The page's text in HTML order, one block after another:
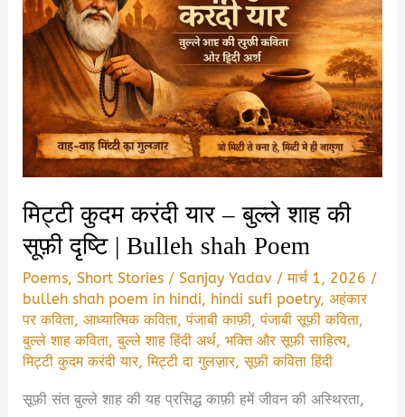
मिट्टी कुदम करंदी यार – बुल्ले शाह की
सूफ़ी दृष्टि | Bulleh shah Poem
Poems,Short Stories /Sanjay Yadav /मार्च 1, 2026 /
bulleh shah poem in hindi, hindi sufi poetry,अहंकार
पर कविता,आध्यात्मिक कविता,पंजाबी काफ़ी,पंजाबी सूफ़ी कविता,
बुल्ले शाह कविता,बुल्ले शाह हिंदी अर्थ,भक्ति और सूफ़ी साहित्य,
मिट्टी कुदम करंदी यार,मिट्टी दा गुलज़ार,सूफ़ी कविता हिंदी
सूफ़ी संत बुल्ले शाह की यह प्रसिद्ध काफ़ी हमें जीवन की अस्थिरता,